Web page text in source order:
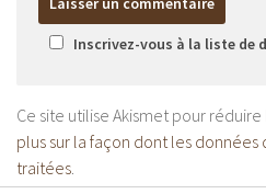
Inscrivez-vous à la liste de
Ce site utilise Akismet pour réduire
plus sur la façon dont les
traitées